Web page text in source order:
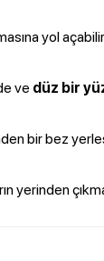
yol
ve düz bir
bir bez
yerinden